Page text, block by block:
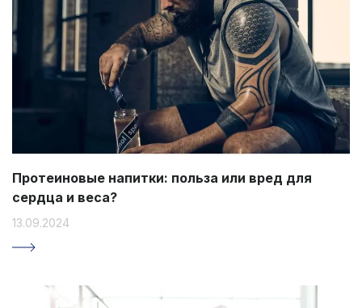
Протеиновые напитки: польза или вред для
сердца и веса?
13.09.2024